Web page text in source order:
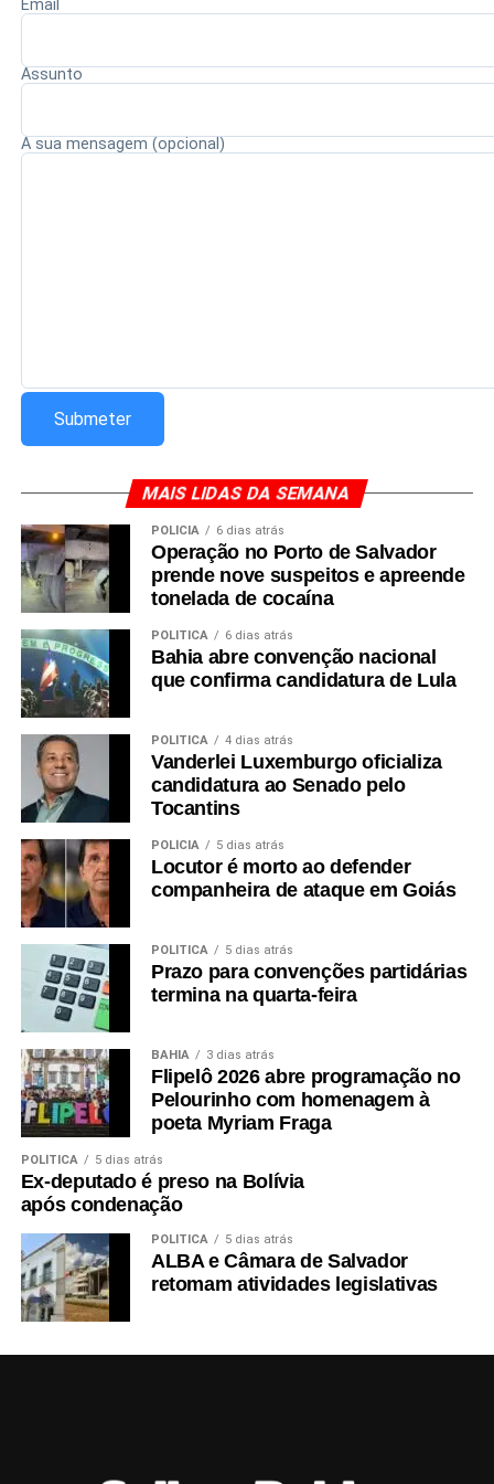
Email
Assunto
A sua mensagem (opcional)
MAIS LIDAS DA SEMANA
POLÍCIA 6 dias atrás
Operação no Porto de Salvador
prende nove suspeitos e apreende
tonelada de cocaína
POLÍTICA 6 dias atrás
Bahia abre convenção nacional
que confirma candidatura de Lula
POLÍTICA 4 dias atrás
Vanderlei Luxemburgo oficializa
candidatura ao Senado pelo
Tocantins
POLÍCIA 5 dias atrás
Locutor é morto ao defender
companheira de ataque em Goiás
POLÍTICA 5 dias atrás
Prazo para convenções partidárias
termina na quarta-feira
BAHIA 3 dias atrás
Flipelô 2026 abre programação no
Pelourinho com homenagem à
poeta Myriam Fraga
POLÍTICA 5 dias atrás
Ex-deputado é preso na Bolívia
após condenação
POLÍTICA 5 dias atrás
ALBA e Câmara de Salvador
retomam atividades legislativas